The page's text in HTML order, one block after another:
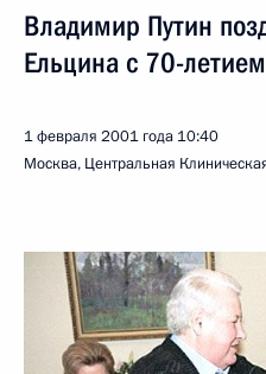
Владимир Путин
Ельцина с 70-летием
1 февраля 2001 года 10:40
Москва, Центральная